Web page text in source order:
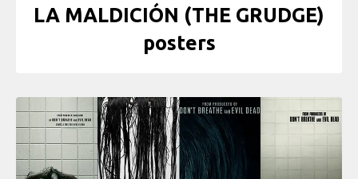
LA MALDICIÓN (THE GRUDGE)
posters